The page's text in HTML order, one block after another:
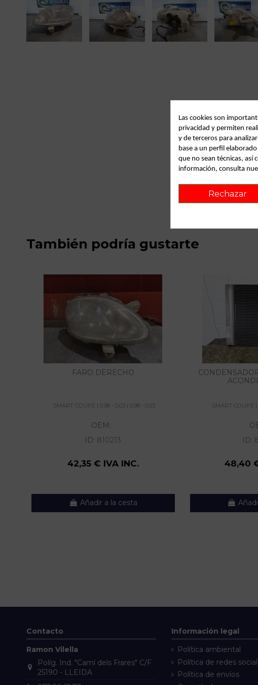
También podría gustarte
FARO DERECHO
SMART COUPE | 0.98 - 0.03 | 0.98 - 0.03
OEM: -
ID: 810213
42,35 € IVA INC.
Añadir a la cesta
SMART COUPE |
ID:
48,40
Contacto
Ramon Vilella
Políg. Ind. "Camí dels Frares" C/F
25190 - LLEIDA
Información legal
Política ambiental
Política de redes
Política de envíos
Las cookies son
privacidad y permiten
y de terceros para
base a un perfil
que no sean técnicas,
información, consulta
Rechazar